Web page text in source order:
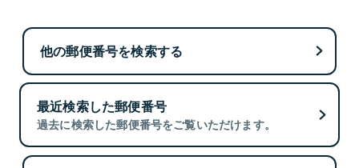
他の郵便番号を検索する
最近検索した郵便番号
過去に検索した郵便番号をご覧いただけます。